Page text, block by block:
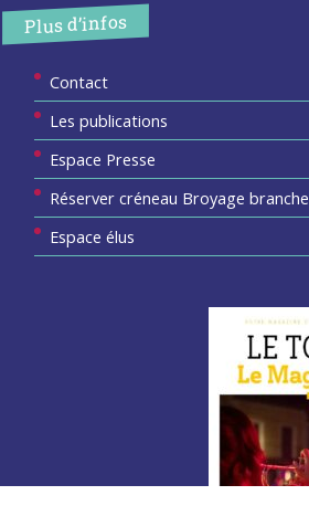
Plus d’infos
Contact
Les publications
Espace Presse
Réserver créneau Broyage branche
Espace élus